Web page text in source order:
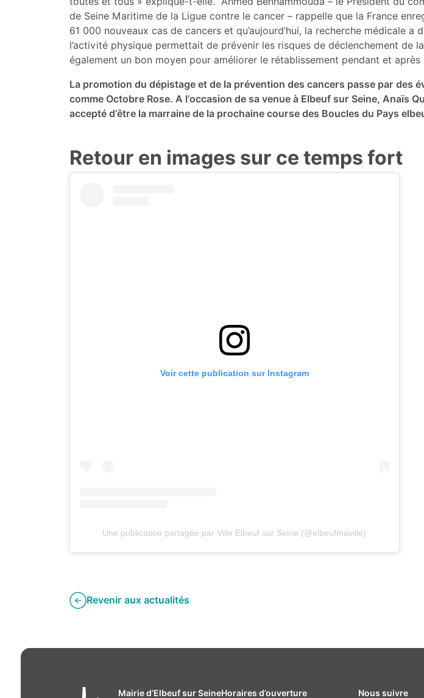
de Seine Maritime de la Ligue contre le cancer – rappelle que la France
61 000 nouveaux cas de cancers et qu’aujourd’hui, la recherche médicale a
l’activité physique permettait de prévenir les risques de déclenchement de la
également un bon moyen pour améliorer le rétablissement pendant et après
La promotion du dépistage et de la prévention des cancers passe par des
comme Octobre Rose. A l’occasion de sa venue à Elbeuf sur Seine, Anaïs
accepté d’être la marraine de la prochaine course des Boucles du Pays
Retour en images sur ce temps fort
Voir cette publication sur Instagram
Une publication partagée par Ville Elbeuf sur Seine (@elbeufmaville)
Revenir aux actualités
Mairie d’Elbeuf sur SeineHoraires d’ouverture Nous suivre